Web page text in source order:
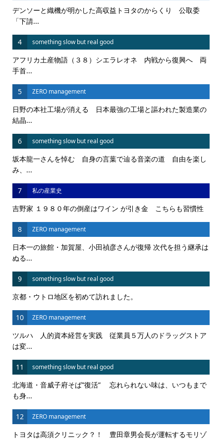
デンソーと織機が明かした高収益トヨタのからくり 公取委
「下請...
4 something slow but real good
アフリカ土産物語（３８）シエラレオネ 内戦から復興へ 両
手首...
5 ZERO management
日野の本社工場が消える 日本最強の工場と謳われた製造業の
結晶...
6 something slow but real good
坂本龍一さんを悼む 自身の言葉で辿る音楽の道 自由を楽し
み、...
7 私の産業史
吉野家 １９８０年の倒産はワイン が引き金 こちらも習慣性
8 ZERO management
日本一の旅館・加賀屋、小田禎彦さんが復帰 次代を担う継承は
ぬる...
9 something slow but real good
京都・ウトロ地区を初めて訪れました。
10 ZERO management
ツルハ 人的資本経営を実践 従業員５万人のドラッグストア
は変...
11 something slow but real good
北海道・音威子府そば”復活” 忘れられない味は、いつもまで
も身...
12 ZERO management
トヨタは高須クリニック？！ 豊田章男会長が運転するモリゾ